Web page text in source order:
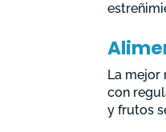
La mejor
con
y frutos